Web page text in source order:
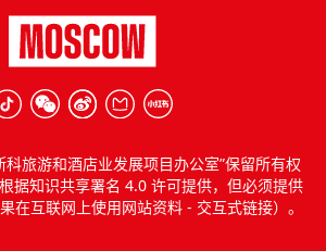
科旅游和酒店业发展项目办公室”保留所有权
据知识共享署名 4.0 许可提供，但必须提供
在互联网上使用网站资料 - 交互式链接）。